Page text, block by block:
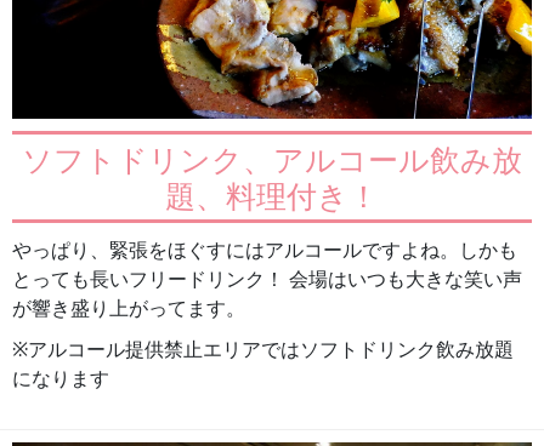
ソフトドリンク、アルコール飲み放
題、料理付き！
やっぱり、緊張をほぐすにはアルコールですよね。しかも
とっても長いフリードリンク！ 会場はいつも大きな笑い声
が響き盛り上がってます。
※アルコール提供禁止エリアではソフトドリンク飲み放題
になります